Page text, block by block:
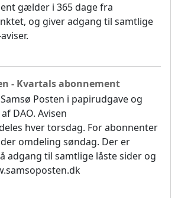
gælder i 365 dage fra
og giver adgang til samtlige
- Kvartals abonnement
Posten i papirudgave og
DAO. Avisen
hver torsdag. For abonnenter
omdeling søndag. Der er
adgang til samtlige låste sider og